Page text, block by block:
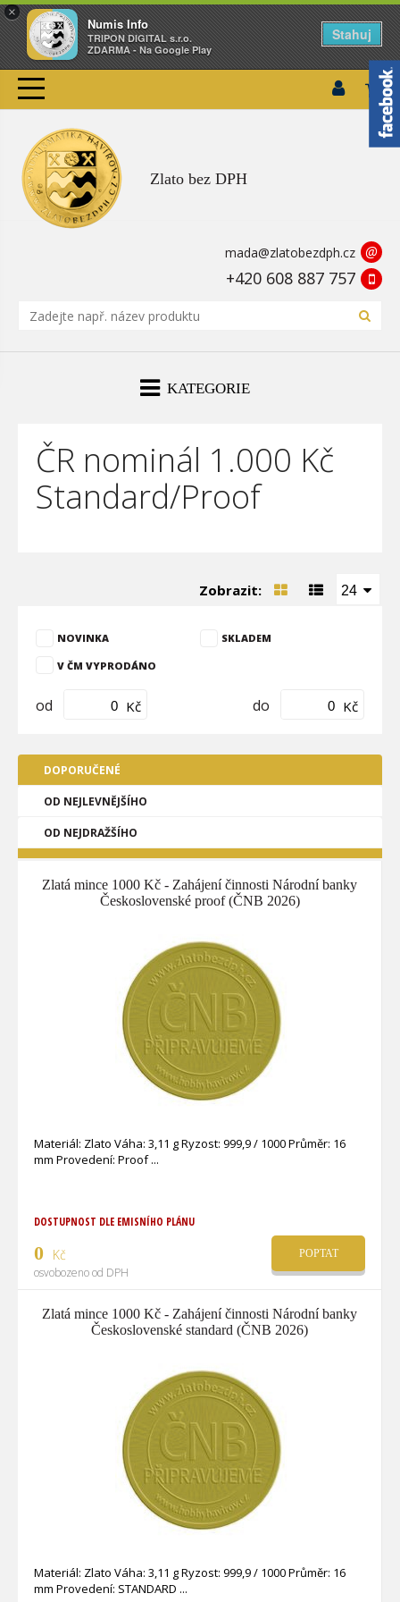
×
Numis Info
TRIPON DIGITAL s.r.o.
ZDARMA - Na Google Play
Stahuj
Zlato bez DPH
mada@zlatobezdph.cz @
+420 608 887 757
KATEGORIE
ČR nominál 1.000 Kč
Standard/Proof
Zobrazit: 24
NOVINKA SKLADEM
V ČM VYPRODÁNO
od Kč do Kč
DOPORUČENÉ
OD NEJLEVNĚJŠÍHO
OD NEJDRAŽŠÍHO
Zlatá mince 1000 Kč - Zahájení činnosti Národní banky
Československé proof (ČNB 2026)
Materiál: Zlato Váha: 3,11 g Ryzost: 999,9 / 1000 Průměr: 16
mm Provedení: Proof
DOSTUPNOST DLE EMISNÍHO PLÁNU
0 Kč
osvobozeno od DPH
POPTAT
Zlatá mince 1000 Kč - Zahájení činnosti Národní banky
Československé standard (ČNB 2026)
Materiál: Zlato Váha: 3,11 g Ryzost: 999,9 / 1000 Průměr: 16
mm Provedení: STANDARD